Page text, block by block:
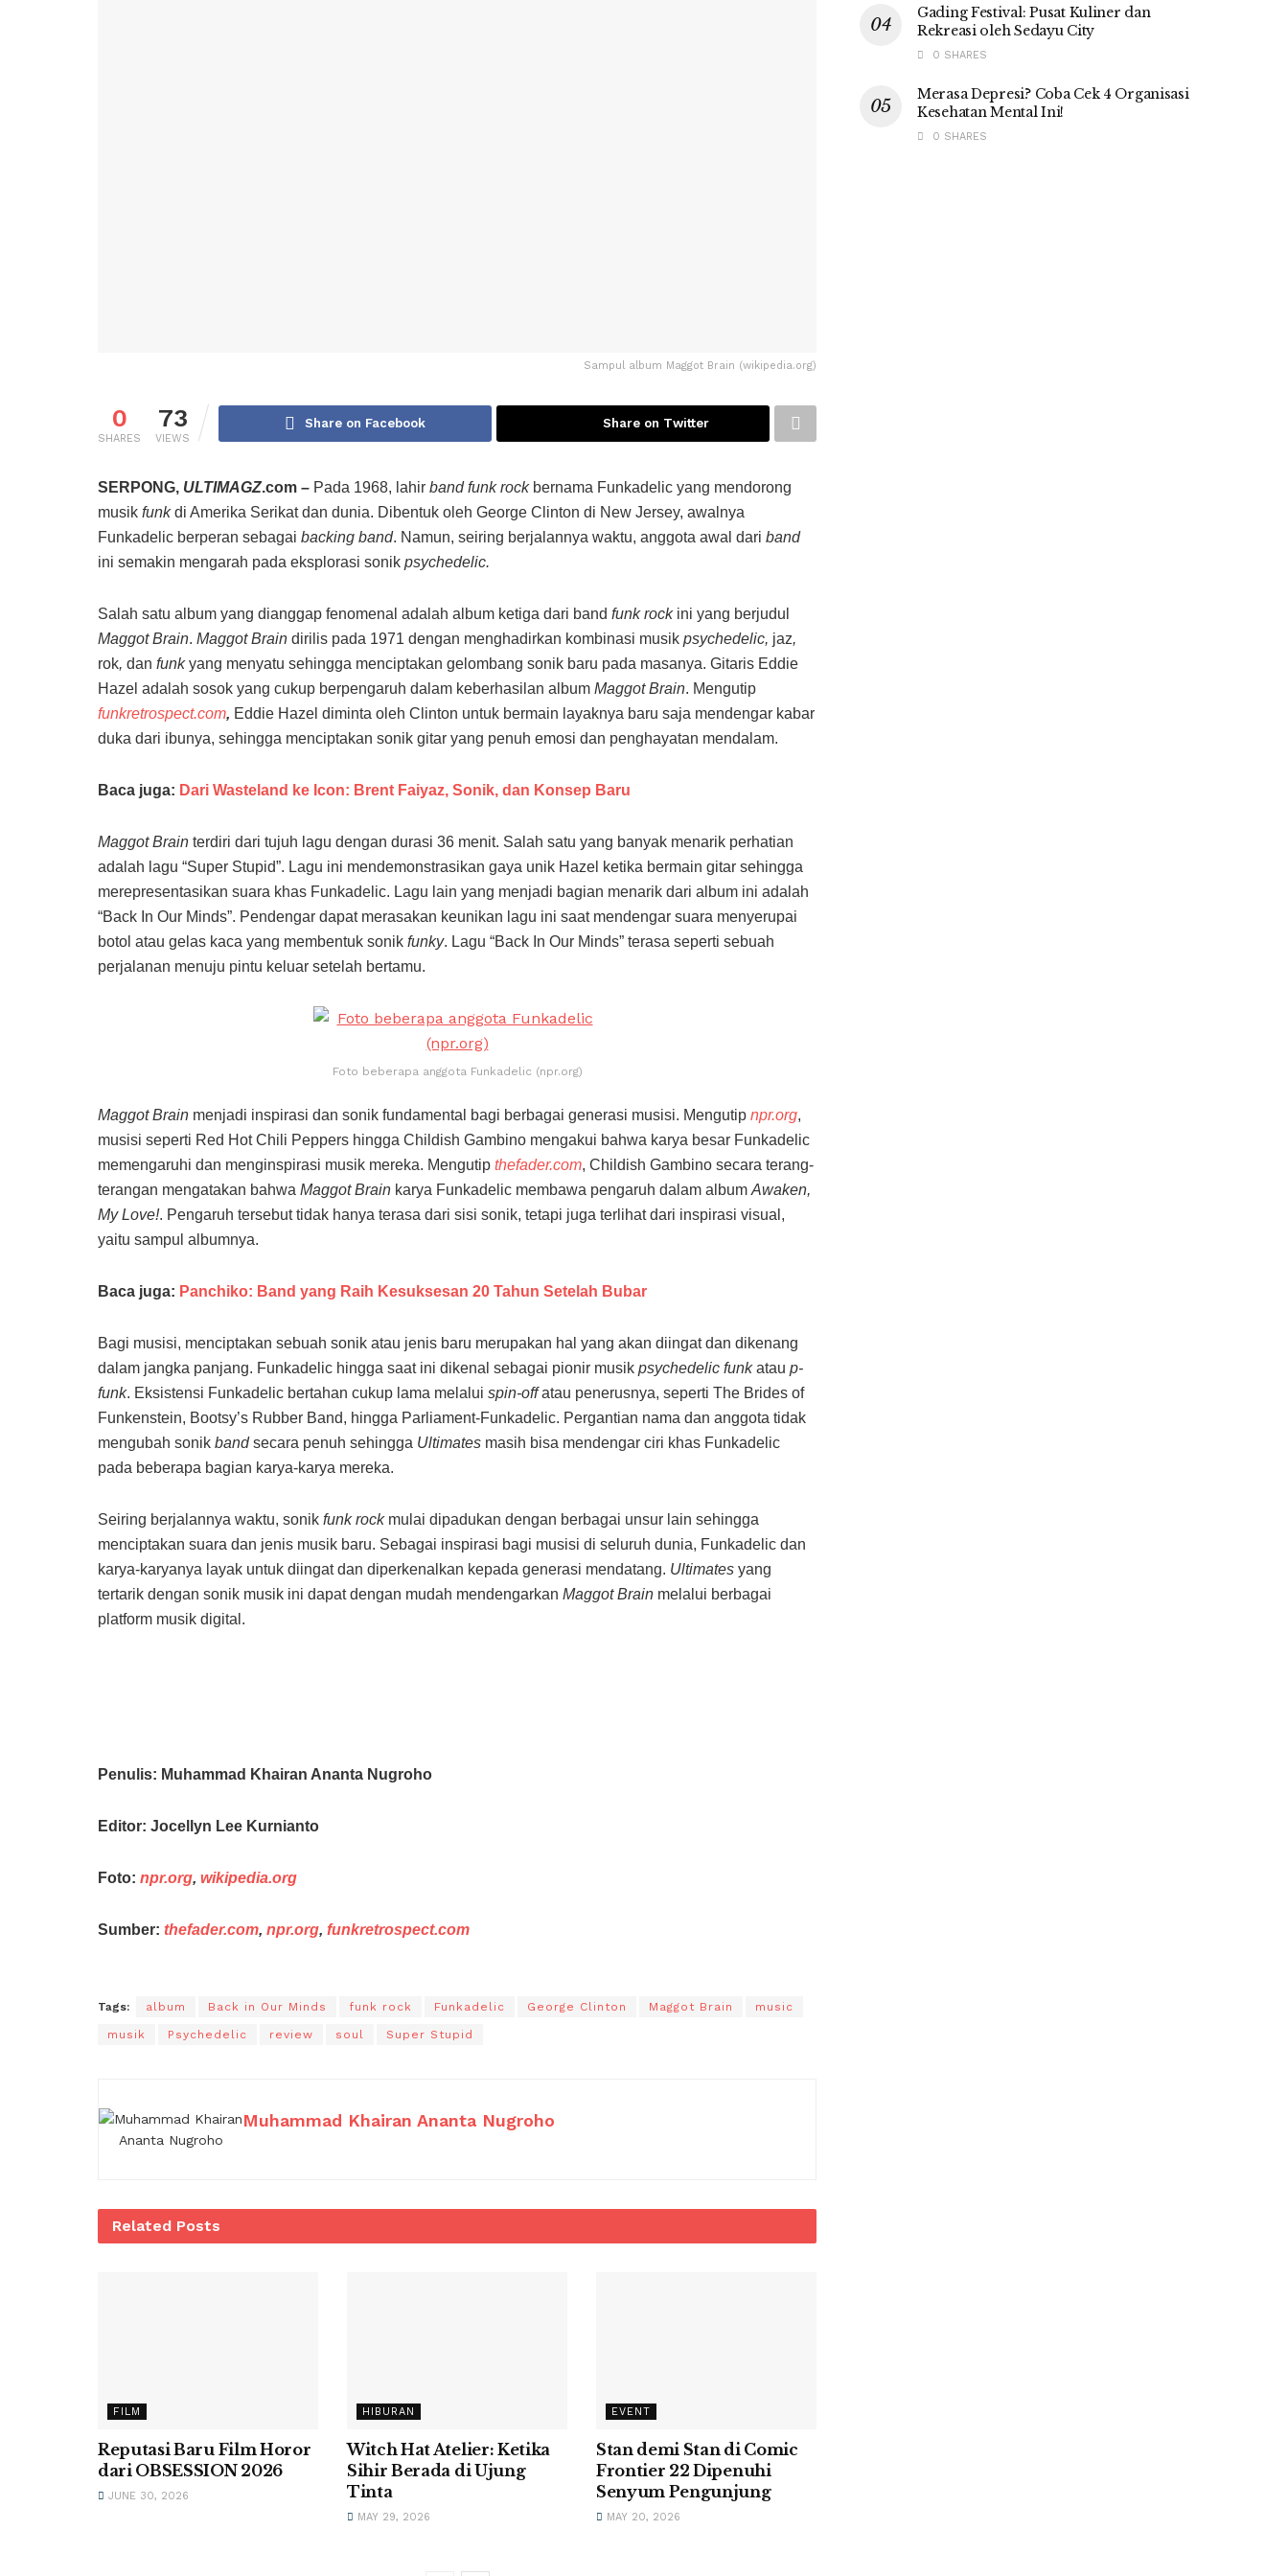
Sampul album Maggot Brain (wikipedia.org)
0
SHARES
73
VIEWS
Share on Facebook Share on Twitter
SERPONG, ULTIMAGZ.com – Pada 1968, lahir band funk rockbernama Funkadelic yang mendorong
musik funkdi Amerika Serikat dan dunia. Dibentuk oleh George Clinton di New Jersey, awalnya
Funkadelic berperan sebagai backing band. Namun, seiring berjalannya waktu, anggota awal dari band
ini semakin mengarah pada eksplorasi sonik psychedelic.
Salah satu album yang dianggap fenomenal adalah album ketiga dari band funk rock ini yang berjudul
Maggot Brain. Maggot Brain dirilis pada 1971 dengan menghadirkan kombinasi musik psychedelic, jaz,
rok, dan funkyang menyatu sehingga menciptakan gelombang sonik baru pada masanya. Gitaris Eddie
Hazel adalah sosok yang cukup berpengaruh dalam keberhasilan album Maggot Brain. Mengutip
funkretrospect.com, Eddie Hazel diminta oleh Clinton untuk bermain layaknya baru saja mendengar kabar
duka dari ibunya, sehingga menciptakan sonik gitar yang penuh emosi dan penghayatan mendalam.
Baca juga: Dari Wasteland ke Icon: Brent Faiyaz, Sonik, dan Konsep Baru
Maggot Brain terdiri dari tujuh lagu dengan durasi 36 menit. Salah satu yang banyak menarik perhatian
adalah lagu “Super Stupid”. Lagu ini mendemonstrasikan gaya unik Hazel ketika bermain gitar sehingga
merepresentasikan suara khas Funkadelic. Lagu lain yang menjadi bagian menarik dari album ini adalah
“Back In Our Minds”. Pendengar dapat merasakan keunikan lagu ini saat mendengar suara menyerupai
botol atau gelas kaca yang membentuk sonik funky. Lagu “Back In Our Minds” terasa seperti sebuah
perjalanan menuju pintu keluar setelah bertamu.
Foto beberapa anggota Funkadelic (npr.org)
Maggot Brain menjadi inspirasi dan sonik fundamental bagi berbagai generasi musisi. Mengutip npr.org,
musisi seperti Red Hot Chili Peppers hingga Childish Gambino mengakui bahwa karya besar Funkadelic
memengaruhi dan menginspirasi musik mereka. Mengutip thefader.com, Childish Gambino secara terang-
terangan mengatakan bahwa Maggot Brain karya Funkadelic membawa pengaruh dalam album Awaken,
My Love!. Pengaruh tersebut tidak hanya terasa dari sisi sonik, tetapi juga terlihat dari inspirasi visual,
yaitu sampul albumnya.
Baca juga: Panchiko: Band yang Raih Kesuksesan 20 Tahun Setelah Bubar
Bagi musisi, menciptakan sebuah sonik atau jenis baru merupakan hal yang akan diingat dan dikenang
dalam jangka panjang. Funkadelic hingga saat ini dikenal sebagai pionir musik psychedelic funkatau p-
funk. Eksistensi Funkadelic bertahan cukup lama melalui spin-offatau penerusnya, seperti The Brides of
Funkenstein, Bootsy’s Rubber Band, hingga Parliament-Funkadelic. Pergantian nama dan anggota tidak
mengubah sonik bandsecara penuh sehingga Ultimates masih bisa mendengar ciri khas Funkadelic
pada beberapa bagian karya-karya mereka.
Seiring berjalannya waktu, sonik funk rockmulai dipadukan dengan berbagai unsur lain sehingga
menciptakan suara dan jenis musik baru. Sebagai inspirasi bagi musisi di seluruh dunia, Funkadelic dan
karya-karyanya layak untuk diingat dan diperkenalkan kepada generasi mendatang. Ultimates yang
tertarik dengan sonik musik ini dapat dengan mudah mendengarkan Maggot Brain melalui berbagai
platform musik digital.
Penulis: Muhammad Khairan Ananta Nugroho
Editor: Jocellyn Lee Kurnianto
Foto: npr.org, wikipedia.org
Sumber: thefader.com, npr.org, funkretrospect.com
Tags: album Back in Our Minds funk rock Funkadelic George Clinton Maggot Brain music
musik Psychedelic review soul Super Stupid
Muhammad Khairan Ananta Nugroho
Related Posts
FILM
Reputasi Baru Film Horor
dari OBSESSION 2026
JUNE 30, 2026
HIBURAN
Witch Hat Atelier: Ketika
Sihir Berada di Ujung
Tinta
MAY 29, 2026
EVENT
Stan demi Stan di Comic
Frontier 22 Dipenuhi
Senyum Pengunjung
MAY 20, 2026
Gading Festival: Pusat Kuliner dan
Rekreasi oleh Sedayu City
0 SHARES
Merasa Depresi? Coba Cek 4 Organisasi
Kesehatan Mental Ini!
0 SHARES